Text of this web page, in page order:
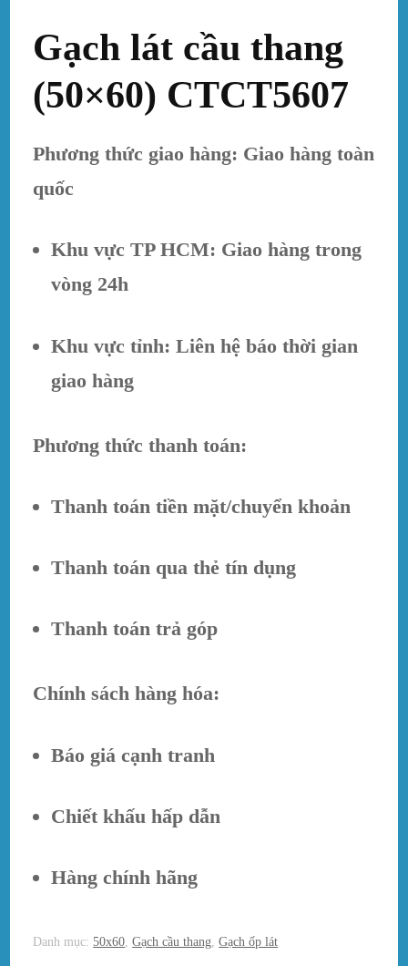
Gạch lát cầu thang
(50×60) CTCT5607
Phương thức giao hàng: Giao hàng toàn
quốc
Khu vực TP HCM: Giao hàng trong
vòng 24h
Khu vực tỉnh: Liên hệ báo thời gian
giao hàng
Phương thức thanh toán:
Thanh toán tiền mặt/chuyển khoản
Thanh toán qua thẻ tín dụng
Thanh toán trả góp
Chính sách hàng hóa:
Báo giá cạnh tranh
Chiết khấu hấp dẫn
Hàng chính hãng
Danh mục:50x60,Gạch cầu thang,Gạch ốp lát